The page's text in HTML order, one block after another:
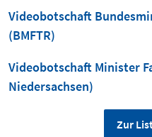
Videobotschaft
(BMFTR)
Videobotschaft Minister
Niedersachsen)
Zur